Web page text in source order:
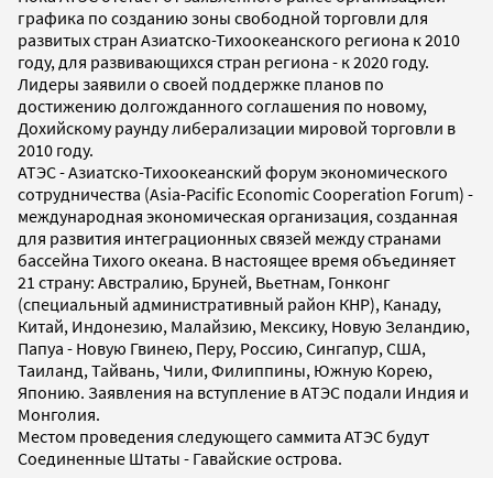
графика по созданию зоны свободной торговли для
развитых стран Азиатско-Тихоокеанского региона к 2010
году, для развивающихся стран региона - к 2020 году.
Лидеры заявили о своей поддержке планов по
достижению долгожданного соглашения по новому,
Дохийскому раунду либерализации мировой торговли в
2010 году.
АТЭС - Азиатско-Тихоокеанский форум экономического
сотрудничества (Asia-Pacific Economic Cooperation Forum) -
международная экономическая организация, созданная
для развития интеграционных связей между странами
бассейна Тихого океана. В настоящее время объединяет
21 страну: Австралию, Бруней, Вьетнам, Гонконг
(специальный административный район КНР), Канаду,
Китай, Индонезию, Малайзию, Мексику, Новую Зеландию,
Папуа - Новую Гвинею, Перу, Россию, Сингапур, США,
Таиланд, Тайвань, Чили, Филиппины, Южную Корею,
Японию. Заявления на вступление в АТЭС подали Индия и
Монголия.
Местом проведения следующего саммита АТЭС будут
Соединенные Штаты - Гавайские острова.